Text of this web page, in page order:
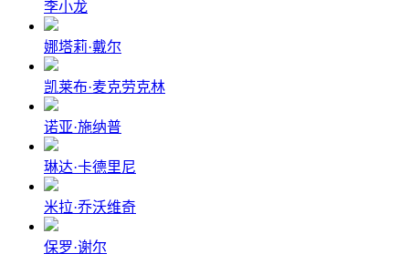
李小龙
娜塔莉·戴尔
凯莱布·麦克劳克林
诺亚·施纳普
琳达·卡德里尼
米拉·乔沃维奇
保罗·谢尔